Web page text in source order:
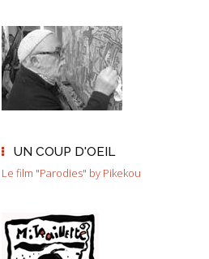
UN COUP D'OEIL
Le film "Parodies" by Pikekou